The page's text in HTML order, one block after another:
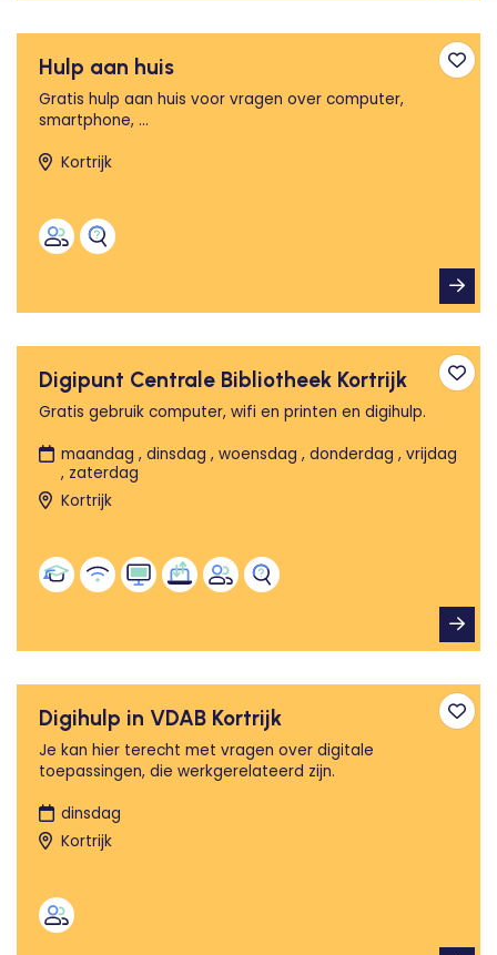
Hulp aan huis
Gratis hulp aan huis voor vragen over computer,
smartphone, ...
Kortrijk
Digipunt Centrale Bibliotheek Kortrijk
Gratis gebruik computer, wifi en printen en digihulp.
maandag , dinsdag , woensdag , donderdag , vrijdag
, zaterdag
Kortrijk
Digihulp in VDAB Kortrijk
Je kan hier terecht met vragen over digitale
toepassingen, die werkgerelateerd zijn.
dinsdag
Kortrijk